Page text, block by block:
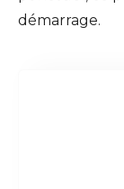
démarrage.